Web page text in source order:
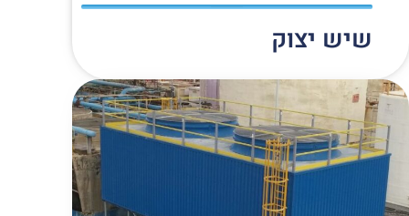
שיש יצוק